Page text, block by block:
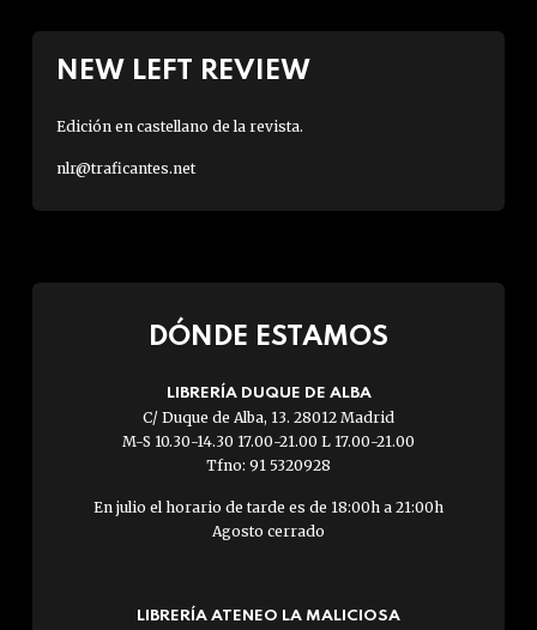
NEW LEFT REVIEW
Edición en castellano de la revista.
nlr@traficantes.net
DÓNDE ESTAMOS
LIBRERÍA DUQUE DE ALBA
C/ Duque de Alba, 13. 28012 Madrid
M-S 10.30-14.30 17.00-21.00 L 17.00-21.00
Tfno: 91 5320928
En julio el horario de tarde es de 18:00h a 21:00h
Agosto cerrado
LIBRERÍA ATENEO LA MALICIOSA